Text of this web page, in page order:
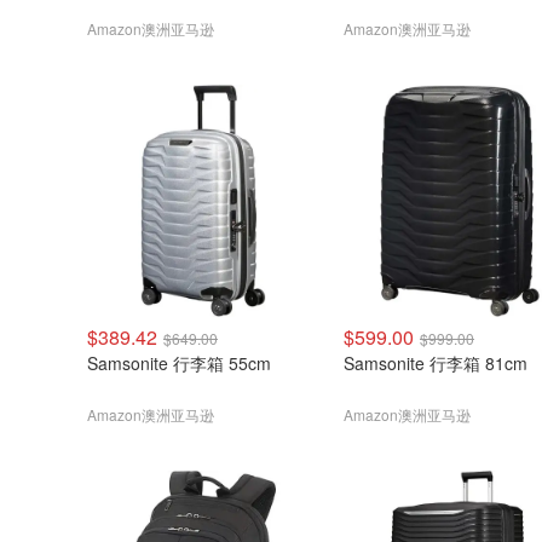
Amazon澳洲亚马逊 Amazon澳洲亚马逊
$389.42 $649.00
Samsonite 行李箱 55cm
Amazon澳洲亚马逊
$599.00 $999.00
Samsonite 行李箱 81cm
Amazon澳洲亚马逊